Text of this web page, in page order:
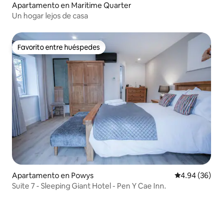
Apartamento en Maritime Quarter
Un hogar lejos de casa
Favorito entre huéspedes
Favorito entre huéspedes
Apartamento en Powys Calificación
4.94 (36)
Suite 7 - Sleeping Giant Hotel - Pen Y Cae Inn.